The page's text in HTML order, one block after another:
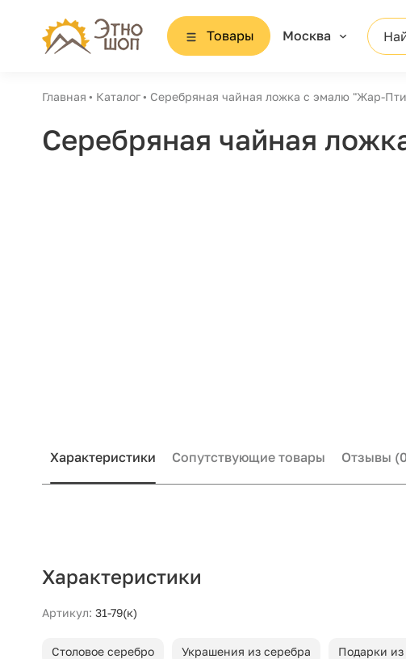
Товары Москва
Главная Каталог Серебряная чайная ложка с эмалю "Жар-
Серебряная чайная
Характеристики Сопутствующие товары Отзывы
Характеристики
Артикул: 31-79(к)
Столовое серебро Украшения из серебра Подарки из